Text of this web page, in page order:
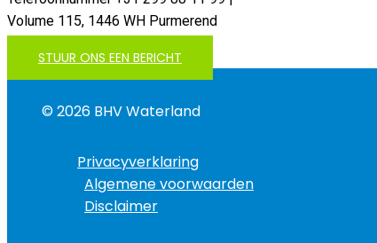
Volume 115, 1446 WH Purmerend
STUUR ONS EEN BERICHT
© 2026 BHV Waterland
Privacyverklaring
Algemene voorwaarden
Disclaimer